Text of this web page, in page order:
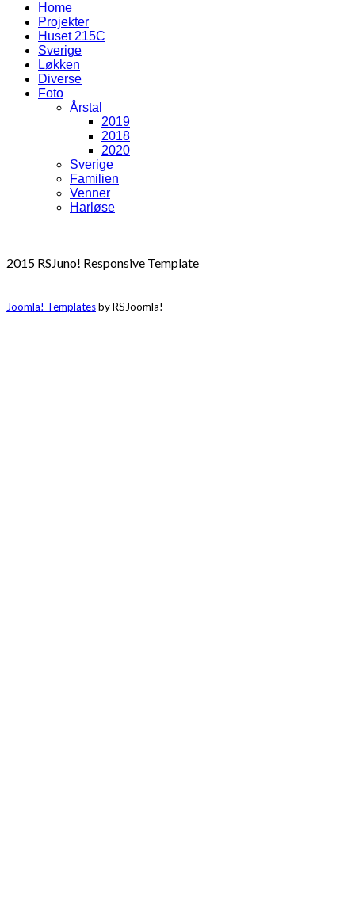
Home
Projekter
Huset 215C
Sverige
Løkken
Diverse
Foto
Årstal
2019
2018
2020
Sverige
Familien
Venner
Harløse
2015 RSJuno! Responsive Template
Joomla! Templatesby RSJoomla!